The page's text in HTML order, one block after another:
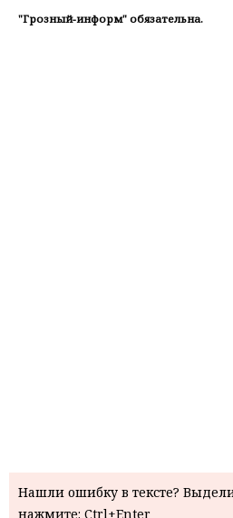
"Грозный-информ" обязательна.
Нашли ошибку в тексте?
нажмите: Ctrl+Enter